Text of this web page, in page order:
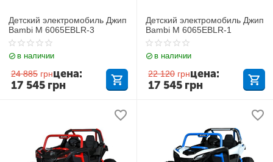
Детский электромобиль Джип
Bambi M 6065EBLR-3
в наличии
24 885 грн
17 545 грн
цена:
Детский электромобиль Джип
Bambi M 6065EBLR-1
в наличии
22 120 грн
17 545 грн
цена: